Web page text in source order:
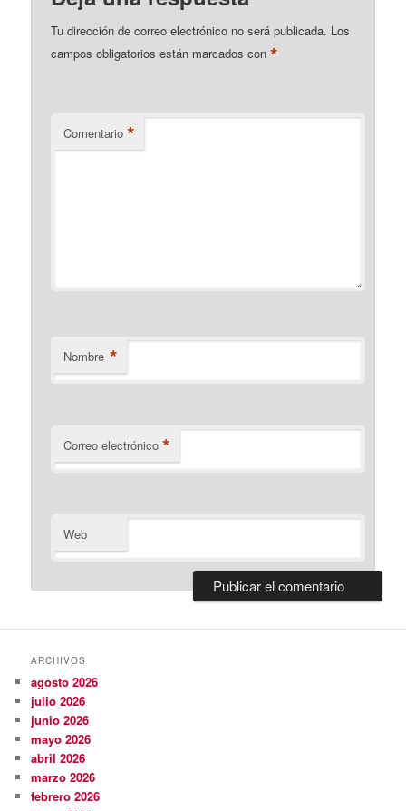
Tu dirección de correo electrónico no será publicada. Los
campos obligatorios están marcados con*
Comentario *
Nombre *
Correo electrónico *
Web
ARCHIVOS
agosto 2026
julio 2026
junio 2026
mayo 2026
abril 2026
marzo 2026
febrero 2026